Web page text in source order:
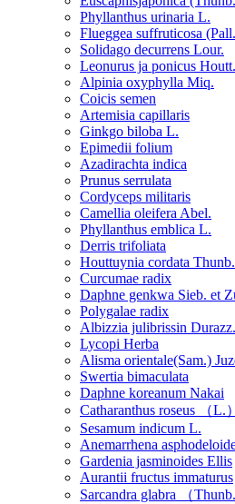
Phyllanthus urinaria L.
Flueggea suffruticosa
Solidago decurrens Lour.
Leonurus ja ponicus Houtt.
Alpinia oxyphylla Miq.
Coicis semen
Artemisia capillaris
Ginkgo biloba L.
Epimedii folium
Azadirachta indica
Prunus serrulata
Cordyceps militaris
Camellia oleifera Abel.
Phyllanthus emblica L.
Derris trifoliata
Houttuynia cordata Thunb.
Curcumae radix
Daphne genkwa Sieb. et
Polygalae radix
Albizzia julibrissin Durazz.
Lycopi Herba
Alisma orientale(Sam.)
Swertia bimaculata
Daphne koreanum Nakai
Catharanthus roseus （L.
Sesamum indicum L.
Anemarrhena
Gardenia jasminoides Ellis
Aurantii fructus immaturus
Sarcandra glabra （